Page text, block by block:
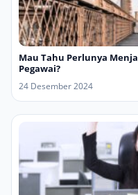
Mau Tahu Perlunya
Pegawai?
24 Desember 2024